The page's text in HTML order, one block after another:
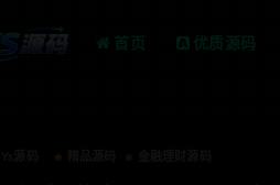
首页 优质源码